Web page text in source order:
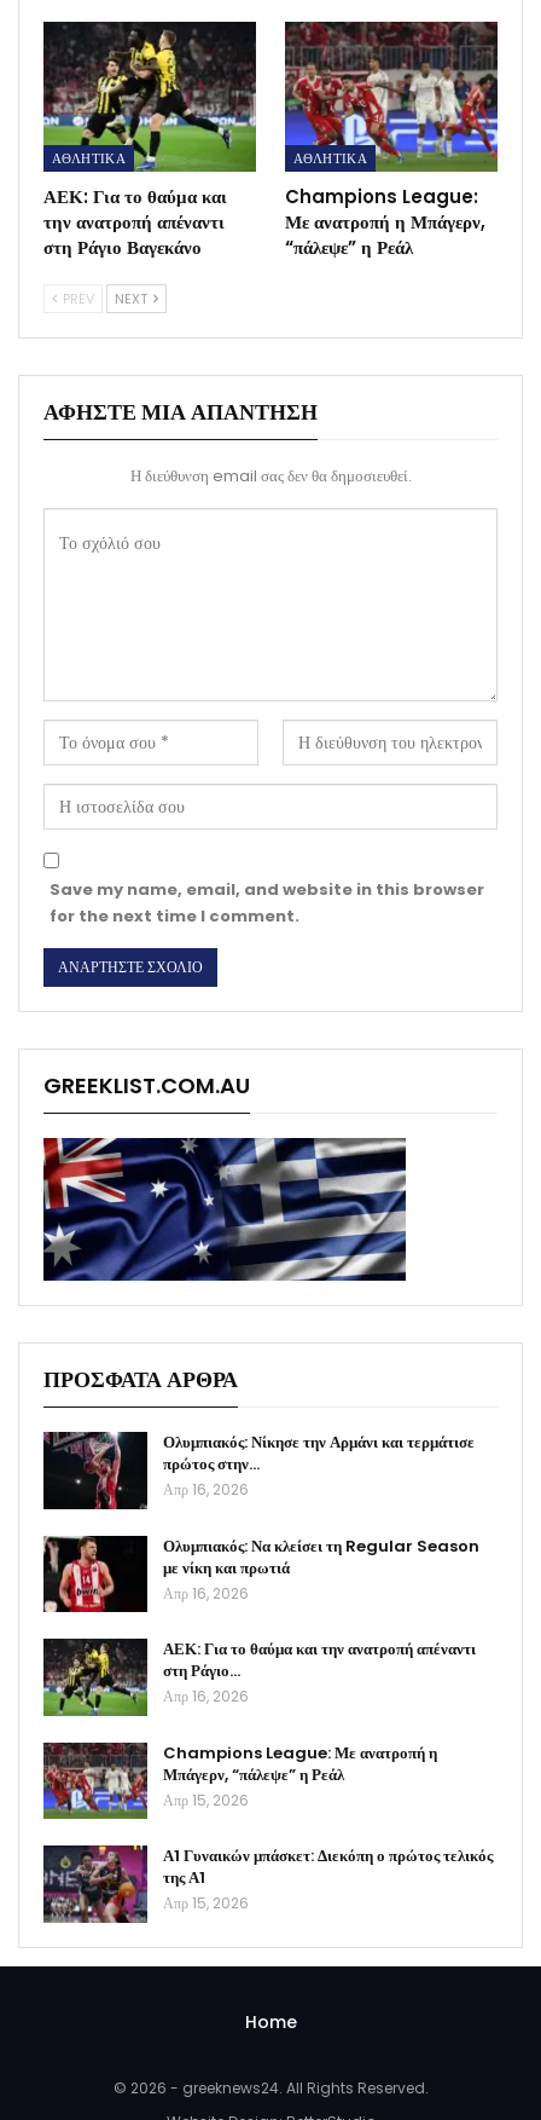
ΑΘΛΗΤΙΚΑ
ΑΕΚ: Για το θαύμα και
την ανατροπή απέναντι
στη Ράγιο Βαγεκάνο
ΑΘΛΗΤΙΚΑ
Champions League:
Με ανατροπή η Μπάγερν,
“πάλεψε” η Ρεάλ
PREV NEXT
ΑΦΉΣΤΕ ΜΙΑ ΑΠΆΝΤΗΣΗ
Η διεύθυνση email σας δεν θα δημοσιευθεί.
Save my name, email, and website in this browser
for the next time I comment.
GREEKLIST.COM.AU
ΠΡΟΣΦΑΤΑ ΑΡΘΡΑ
Ολυμπιακός: Νίκησε την Αρμάνι και τερμάτισε
πρώτος στην…
Απρ 16, 2026
Ολυμπιακός: Να κλείσει τη Regular Season
με νίκη και πρωτιά
Απρ 16, 2026
ΑΕΚ: Για το θαύμα και την ανατροπή απέναντι
στη Ράγιο…
Απρ 16, 2026
Champions League: Με ανατροπή η
Μπάγερν, “πάλεψε” η Ρεάλ
Απρ 15, 2026
Α1 Γυναικών μπάσκετ: Διεκόπη ο πρώτος τελικός
της Α1
Απρ 15, 2026
Home
© 2026 - greeknews24. All Rights Reserved.